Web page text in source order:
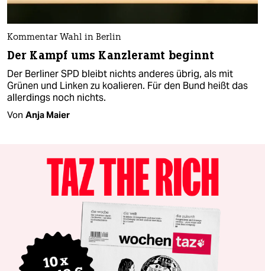
Kommentar Wahl in Berlin
Der Kampf ums Kanzleramt beginnt
Der Berliner SPD bleibt nichts anderes übrig, als mit
Grünen und Linken zu koalieren. Für den Bund heißt das
allerdings noch nichts.
Von Anja Maier